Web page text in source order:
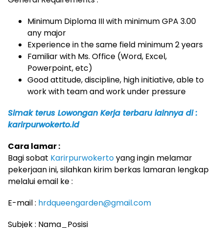
Minimum Diploma III with minimum GPA 3.00
any major
Experience in the same field minimum 2 years
Familiar with Ms. Office (Word, Excel,
Powerpoint, etc)
Good attitude, discipline, high initiative, able to
work with team and work under pressure
Simak terus Lowongan Kerja terbaru lainnya di :
karirpurwokerto.id
Cara lamar :
Bagi sobat Karirpurwokertoyang ingin melamar
pekerjaan ini, silahkan kirim berkas lamaran lengkap
melalui email ke :
E-mail : hrdqueengarden@gmail.com
Subjek : Nama_Posisi